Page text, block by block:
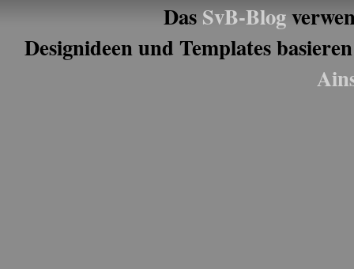
DasSvB-Blog
Designideen und Templates